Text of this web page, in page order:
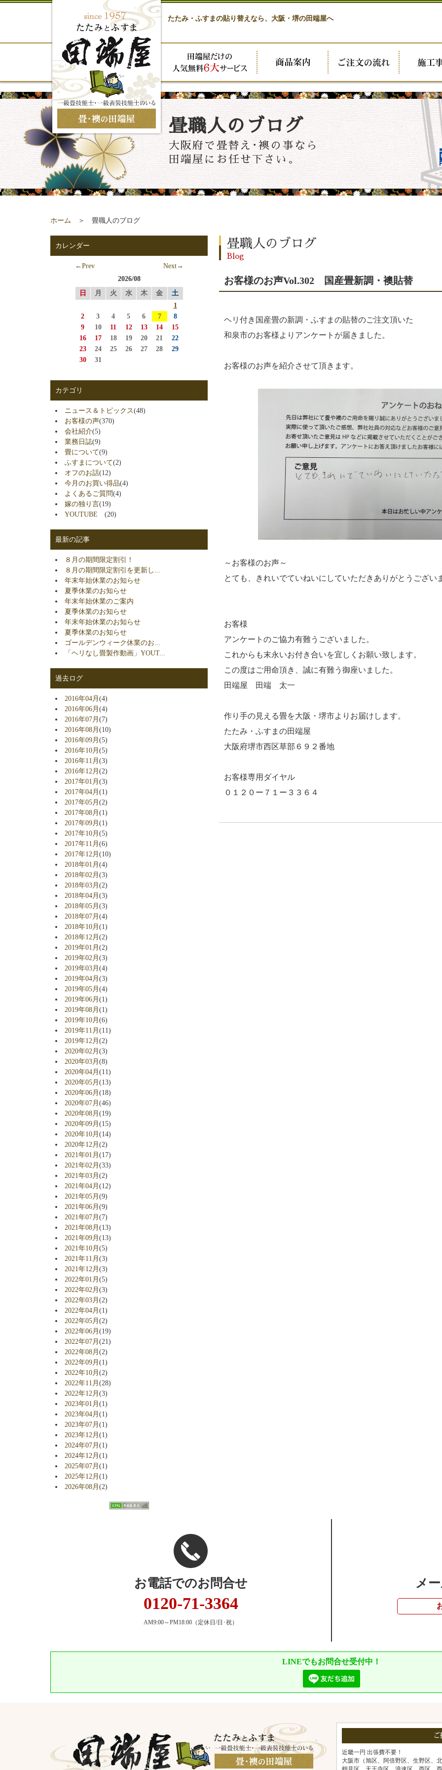
たたみ・ふすまの貼り替えなら、 大阪・堺の田端屋へ
畳職人のブログ
大阪府で畳替え･襖の事なら
田端屋にお任せ下さい。
ホーム ＞ 畳職人のブログ
畳職人のブログ
Blog
お客様のお声Vol.302 国産畳新調・襖貼替
ヘリ付き国産畳の新調・ふすまの貼替のご注文頂いた
和泉市のお客様よりアンケートが届きました。
お客様のお声を紹介させて頂きます。
～お客様のお声～
とても、きれいでていねいにしていただきありがとうござい
お客様
アンケートのご協力有難うございました。
これからも末永いお付き合いを宜しくお願い致します。
この度はご用命頂き、誠に有難う御座いました。
田端屋 田端 太一
作り手の見える畳を大阪・堺市よりお届けします。
たたみ・ふすまの田端屋
大阪府堺市西区草部６９２番地
お客様専用ダイヤル
０１２０ー７１ー３３６４
カレンダー
←Prev
Next→
2026/08
日
月 火 水 木 金
土
1
2
3 4 5 6 7
8
9
10 11 12 13 14
15
16
17 18 19 20 21
22
23
24 25 26 27 28
29
30
31
カテゴリ
ニュース＆トピックス(48)
お客様の声(370)
会社紹介(5)
業務日誌(9)
畳について(9)
ふすまについて(2)
オフのお話(12)
今月のお買い得品(4)
よくあるご質問(4)
嫁の独り言(19)
YOUTUBE(20)
最新の記事
８月の期間限定割引！
８月の期間限定割引を更新し...
年末年始休業のお知らせ
夏季休業のお知らせ
年末年始休業のご案内
夏季休業のお知らせ
年末年始休業のお知らせ
夏季休業のお知らせ
ゴールデンウィーク休業のお...
「ヘリなし畳製作動画」YOUT...
過去ログ
2016年04月(4)
2016年06月(4)
2016年07月(7)
2016年08月(10)
2016年09月(5)
2016年10月(5)
2016年11月(3)
2016年12月(2)
2017年01月(3)
2017年04月(1)
2017年05月(2)
2017年08月(1)
2017年09月(1)
2017年10月(5)
2017年11月(6)
2017年12月(10)
2018年01月(4)
2018年02月(3)
2018年03月(2)
2018年04月(3)
2018年05月(3)
2018年07月(4)
2018年10月(1)
2018年12月(2)
2019年01月(2)
2019年02月(3)
2019年03月(4)
2019年04月(3)
2019年05月(4)
2019年06月(1)
2019年08月(1)
2019年10月(6)
2019年11月(11)
2019年12月(2)
2020年02月(3)
2020年03月(8)
2020年04月(11)
2020年05月(13)
2020年06月(18)
2020年07月(46)
2020年08月(19)
2020年09月(15)
2020年10月(14)
2020年12月(2)
2021年01月(17)
2021年02月(33)
2021年03月(2)
2021年04月(12)
2021年05月(9)
2021年06月(9)
2021年07月(7)
2021年08月(13)
2021年09月(13)
2021年10月(5)
2021年11月(3)
2021年12月(3)
2022年01月(5)
2022年02月(3)
2022年03月(2)
2022年04月(1)
2022年05月(2)
2022年06月(19)
2022年07月(21)
2022年08月(2)
2022年09月(1)
2022年10月(2)
2022年11月(28)
2022年12月(3)
2023年01月(1)
2023年04月(1)
2023年07月(1)
2023年12月(1)
2024年07月(1)
2024年12月(1)
2025年07月(1)
2025年12月(1)
2026年08月(2)
お電話でのお問合せ
0120-71-3364
AM9:00～PM18:00 （定休日/日･祝）
メ
LINEでもお問合せ受付中！
近畿一円 出張費不要！
大阪市（旭区、阿倍野区、生野区、